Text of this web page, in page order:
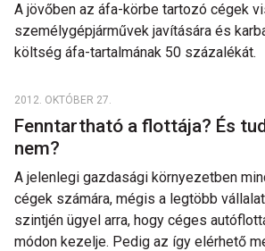
A jövőben az áfa-körbe tartozó cégek
személygépjárművek javítására és
költség áfa-tartalmának 50 százalékát.
2012. OKTÓBER 27.
Fenntartható a flottája? És
nem?
A jelenlegi gazdasági környezetben
cégek számára, mégis a legtöbb
szintjén ügyel arra, hogy céges
módon kezelje. Pedig az így elérhető